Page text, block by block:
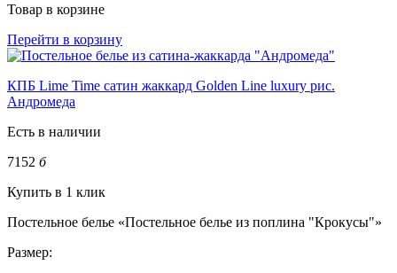
Товар в корзине
Перейти в корзину
КПБ Lime Time сатин жаккард Golden Line luxury рис.
Андромеда
Есть в наличии
7152 б
Купить в 1 клик
Постельное белье «Постельное белье из поплина "Крокусы"»
Размер: